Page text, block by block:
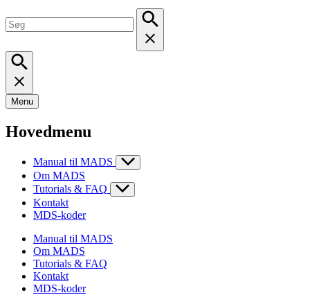
Menu
Hovedmenu
Manual til MADS
Om MADS
Tutorials & FAQ
Kontakt
MDS-koder
Manual til MADS
Om MADS
Tutorials & FAQ
Kontakt
MDS-koder